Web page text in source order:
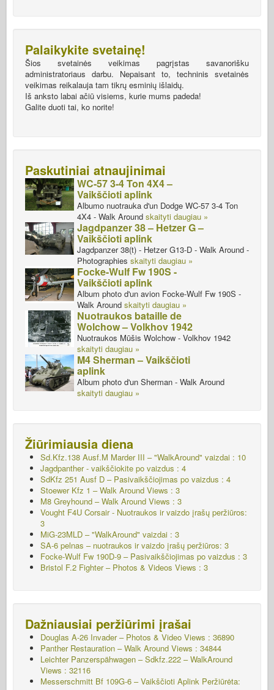
Palaikykite svetainę!
Šios svetainės veikimas pagrįstas savanorišku
administratoriaus darbu. Nepaisant to, techninis svetainės
veikimas reikalauja tam tikrų esminių išlaidų.
Iš anksto labai ačiū visiems, kurie mums padeda!
Galite duoti tai, ko norite!
Paskutiniai atnaujinimai
WC-57 3-4 Ton 4X4 –
Vaikščioti aplink
Albumo nuotrauka d'un Dodge WC-57 3-4 Ton
4X4 - Walk Around skaityti daugiau »
Jagdpanzer 38 – Hetzer G –
Vaikščioti aplink
Jagdpanzer 38(t) - Hetzer G13-D - Walk Around -
Photographies skaityti daugiau »
Focke-Wulf Fw 190S -
Vaikščioti aplink
Album photo d'un avion Focke-Wulf Fw 190S -
Walk Around skaityti daugiau »
Nuotraukos bataille de
Wolchow – Volkhov 1942
Nuotraukos Mūšis Wolchow - Volkhov 1942
skaityti daugiau »
M4 Sherman – Vaikščioti
aplink
Album photo d'un Sherman - Walk Around
skaityti daugiau »
Žiūrimiausia diena
Sd.Kfz.138 Ausf.M Marder III – "WalkAround" vaizdai : 10
Jagdpanther - vaikščiokite po vaizdus : 4
SdKfz 251 Ausf D – Pasivaikščiojimas po vaizdus : 4
Stoewer Kfz 1 – Walk Around Views : 3
M8 Greyhound – Walk Around Views : 3
Vought F4U Corsair - Nuotraukos ir vaizdo įrašų peržiūros:
3
MiG-23MLD – "WalkAround" vaizdai : 3
SA-6 pelnas – nuotraukos ir vaizdo įrašų peržiūros: 3
Focke-Wulf Fw 190D-9 – Pasivaikščiojimas po vaizdus : 3
Bristol F.2 Fighter – Photos & Videos Views : 3
Dažniausiai peržiūrimi įrašai
Douglas A-26 Invader – Photos & Video Views : 36890
Panther Restauration – Walk Around Views : 34844
Leichter Panzerspähwagen – Sdkfz.222 – WalkAround
Views : 32116
Messerschmitt Bf 109G-6 – Vaikščioti Aplink Peržiūrėta: